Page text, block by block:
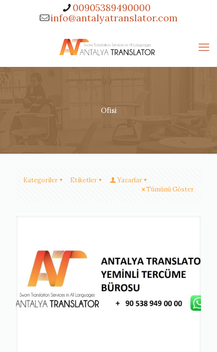
00905389490000
info@antalyatranslator.com
Ofisi
Kategoriler Etiketler
Yazarlar
Tümünü Göster